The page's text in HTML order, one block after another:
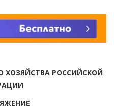
ХОЗЯЙСТВА РОССИЙСКОЙ